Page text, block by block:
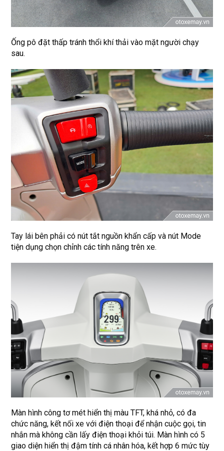
Ống pô đặt thấp tránh thổi khí thải vào mặt người chạy
sau.
Tay lái bên phải có nút tắt nguồn khẩn cấp và nút Mode
tiện dụng chọn chỉnh các tính năng trên xe.
Màn hình công tơ mét hiển thị màu TFT, khá nhỏ, có đa
chức năng, kết nối xe với điện thoại để nhận cuộc gọi, tin
nhắn mà không cần lấy điện thoại khỏi túi. Màn hình có 5
giao diện hiển thị đậm tính cá nhân hóa, kết hợp 6 mức tùy